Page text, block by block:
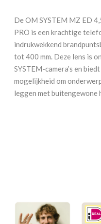
ED
150-
400
mm
F4.5
TC
De OM SYSTEM MZ ED
PRO is een krachtige
indrukwekkend
tot 400 mm. Deze lens is
SYSTEM-camera’s en
mogelijkheid om
leggen met buitengewone